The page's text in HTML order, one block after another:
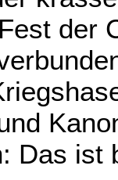
der
Das ist